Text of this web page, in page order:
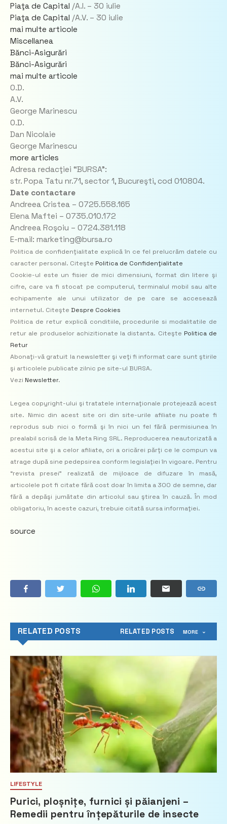
Piaţa de Capital /A.I. – 30 iulie
Piaţa de Capital /A.V. – 30 iulie
mai multe articole
Miscellanea
Bănci-Asigurări
Bănci-Asigurări
mai multe articole
O.D.
A.V.
George Marinescu
O.D.
Dan Nicolaie
George Marinescu
more articles
Adresa redacţiei “BURSA”:
str. Popa Tatu nr.71, sector 1, Bucureşti, cod 010804.
Date contactare
Andreea Cristea – 0725.558.165
Elena Maftei – 0735.010.172
Andreea Roşoiu – 0724.381.118
E-mail: marketing@bursa.ro
Politica de confidenţialitate explică în ce fel prelucrăm datele cu
caracter personal. Citeşte Politica de Confidenţialitate
Cookie-ul este un fisier de mici dimensiuni, format din litere şi
cifre, care va fi stocat pe computerul, terminalul mobil sau alte
echipamente ale unui utilizator de pe care se accesează
internetul. Citeşte Despre Cookies
Politica de retur explică conditiile, procedurile si modalitatile de
retur ale produselor achizitionate la distanta. Citeşte Politica de
Retur
Abonaţi-vă gratuit la newsletter şi veţi fi informat care sunt ştirile
şi articolele publicate zilnic pe site-ul BURSA.
Vezi Newsletter.
Legea copyright-ului şi tratatele internaţionale protejează acest
site. Nimic din acest site ori din site-urile afiliate nu poate fi
reprodus sub nici o formă şi în nici un fel fără permisiunea în
prealabil scrisă de la Meta Ring SRL. Reproducerea neautorizată a
acestui site şi a celor afiliate, ori a oricărei părţi ce le compun va
atrage după sine pedepsirea conform legislaţiei în vigoare. Pentru
“revista presei” realizată de mijloace de difuzare în masă,
articolele pot fi citate fără cost doar în limita a 300 de semne, dar
fără a depăşi jumătate din articolul sau ştirea în cauză. În mod
obligatoriu, în aceste cazuri, trebuie citată sursa informaţiei.
source
RELATED POSTS RELATED POSTS MORE
LIFESTYLE
Purici, ploșnițe, furnici și păianjeni –
Remedii pentru înțepăturile de insecte